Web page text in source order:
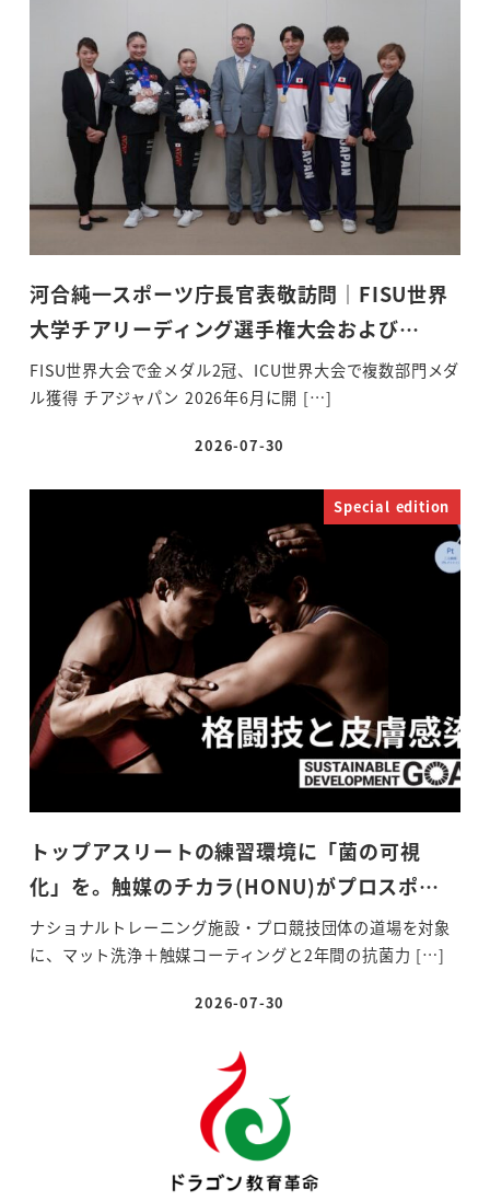
河合純一スポーツ庁長官表敬訪問｜FISU世界
大学チアリーディング選手権大会および…
FISU世界大会で金メダル2冠、ICU世界大会で複数部門メダ
ル獲得 チアジャパン 2026年6月に開 […]
投稿日
2026-07-30
Special edition
トップアスリートの練習環境に「菌の可視
化」を。触媒のチカラ(HONU)がプロスポ…
ナショナルトレーニング施設・プロ競技団体の道場を対象
に、マット洗浄＋触媒コーティングと2年間の抗菌力 […]
投稿日
2026-07-30